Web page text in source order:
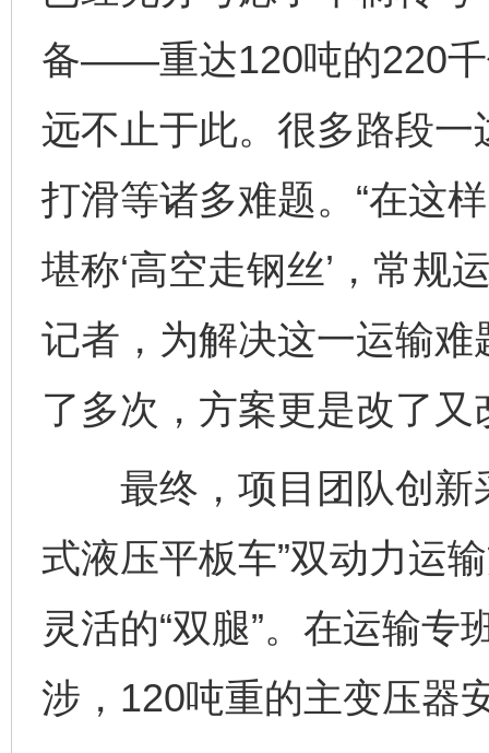
备——重达120吨的220千
远不止于此。很多路段
打滑等诸多难题。“在这
堪称‘高空走钢丝’，常规
记者，为解决这一运输
了多次，方案更是改了又
最终，项目团队创新
式液压平板车”双动力运
灵活的“双腿”。在运输
涉，120吨重的主变压器